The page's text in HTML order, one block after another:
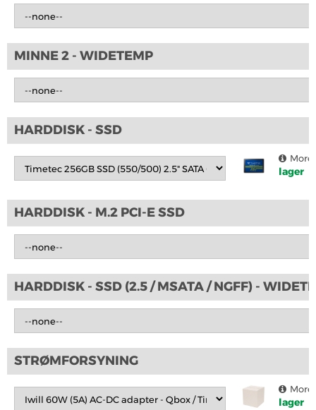
MINNE 2 - WIDETEMP
HARDDISK - SSD
lager
HARDDISK - M.2 PCI-E SSD
HARDDISK - SSD (2.5 / MSATA / NGFF) -
STRØMFORSYNING
lager